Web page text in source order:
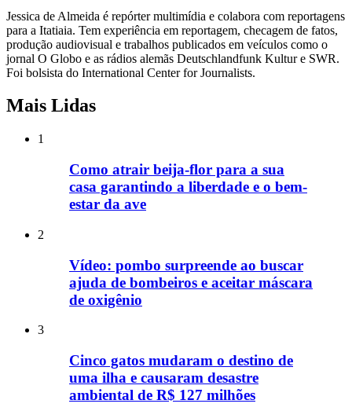
Jessica de Almeida é repórter multimídia e colabora com reportagens
para a Itatiaia. Tem experiência em reportagem, checagem de fatos,
produção audiovisual e trabalhos publicados em veículos como o
jornal O Globo e as rádios alemãs Deutschlandfunk Kultur e SWR.
Foi bolsista do International Center for Journalists.
Mais Lidas
1
Como atrair beija-flor para a sua
casa garantindo a liberdade e o bem-
estar da ave
2
Vídeo: pombo surpreende ao buscar
ajuda de bombeiros e aceitar máscara
de oxigênio
3
Cinco gatos mudaram o destino de
uma ilha e causaram desastre
ambiental de R$ 127 milhões